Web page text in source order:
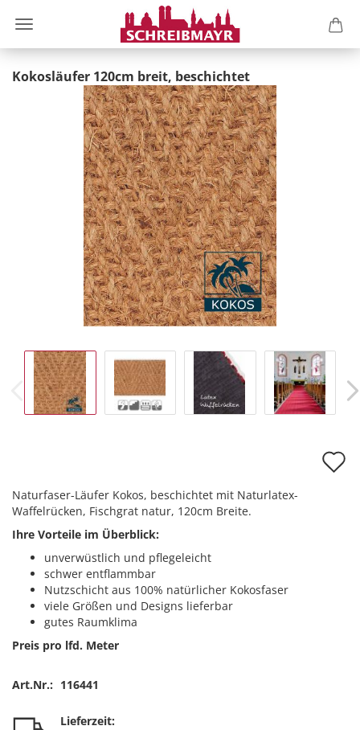
Kokosläufer 120cm breit, beschichtet
Naturfaser-Läufer Kokos, beschichtet mit Naturlatex-
Waffelrücken, Fischgrat natur, 120cm Breite.
Ihre Vorteile im Überblick:
unverwüstlich und pflegeleicht
schwer entflammbar
Nutzschicht aus 100% natürlicher Kokosfaser
viele Größen und Designs lieferbar
gutes Raumklima
Preis pro lfd. Meter
Art.Nr.: 116441
Lieferzeit: